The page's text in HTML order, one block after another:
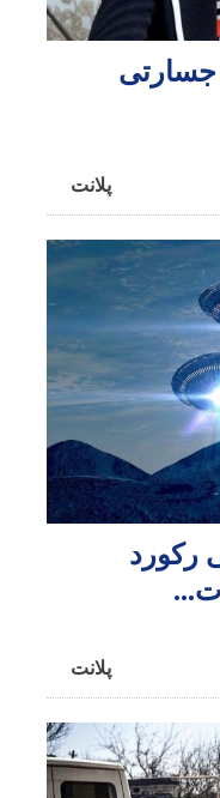
جسارتی
پلانت
رکورد
پلانت